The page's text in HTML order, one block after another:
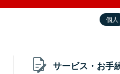
個人
サービス・お手